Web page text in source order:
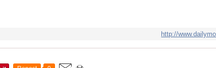
http://